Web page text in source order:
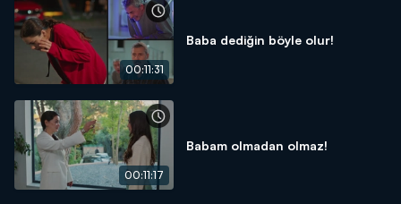
00:11:31
Baba dediğin böyle olur!
00:11:17
Babam olmadan olmaz!